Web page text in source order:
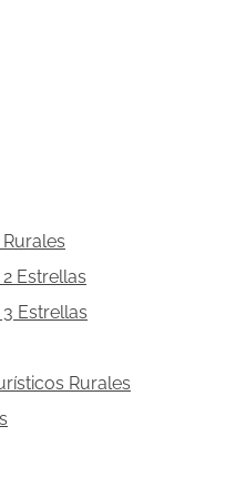
Estrellas
Estrellas
Rurales